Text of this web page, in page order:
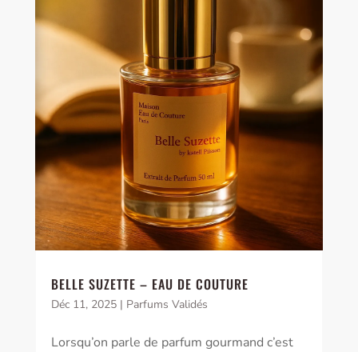
BELLE SUZETTE – EAU DE COUTURE
Déc 11, 2025| Parfums Validés
Lorsqu’on parle de parfum gourmand c’est